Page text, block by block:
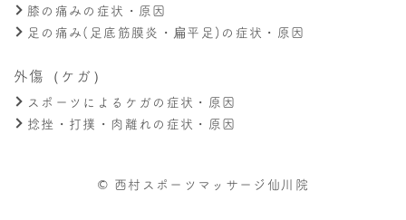
膝の痛みの症状・原因
足の痛み(足底筋膜炎・扁平足)の症状・原因
外傷（ケガ）
スポーツによるケガの症状・原因
捻挫・打撲・肉離れの症状・原因
© 西村スポーツマッサージ仙川院